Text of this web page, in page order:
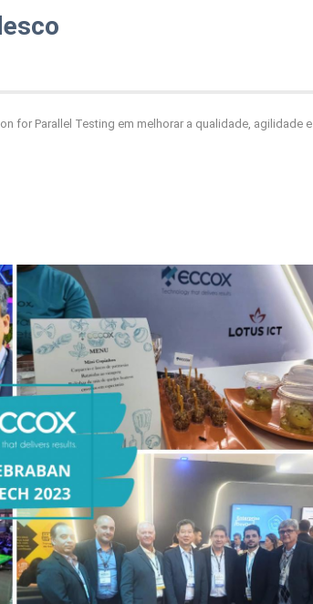
for Parallel Testing em melhorar a qualidade, agilidade e